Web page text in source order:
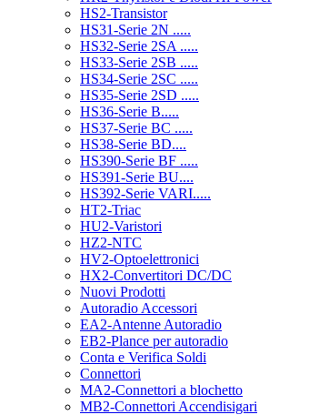
HS2-Transistor
HS31-Serie 2N .....
HS32-Serie 2SA .....
HS33-Serie 2SB .....
HS34-Serie 2SC .....
HS35-Serie 2SD .....
HS36-Serie B.....
HS37-Serie BC .....
HS38-Serie BD....
HS390-Serie BF .....
HS391-Serie BU....
HS392-Serie VARI.....
HT2-Triac
HU2-Varistori
HZ2-NTC
HV2-Optoelettronici
HX2-Convertitori DC/DC
Nuovi Prodotti
Autoradio Accessori
EA2-Antenne Autoradio
EB2-Plance per autoradio
Conta e Verifica Soldi
Connettori
MA2-Connettori a blochetto
MB2-Connettori Accendisigari